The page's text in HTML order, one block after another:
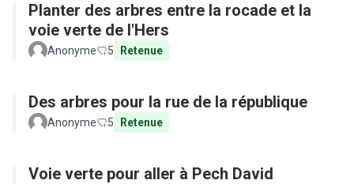
Planter des arbres entre la rocade et la
voie verte de l'Hers
Anonyme 5 Retenue
Des arbres pour la rue de la république
Anonyme 5 Retenue
Voie verte pour aller à Pech David